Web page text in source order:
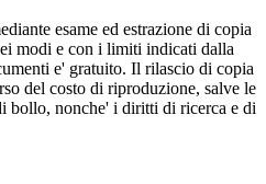
esame ed estrazione di copia
modi e con i limiti indicati dalla
e' gratuito. Il rilascio di copia
del costo di riproduzione, salve le
bollo, nonche' i diritti di ricerca e di